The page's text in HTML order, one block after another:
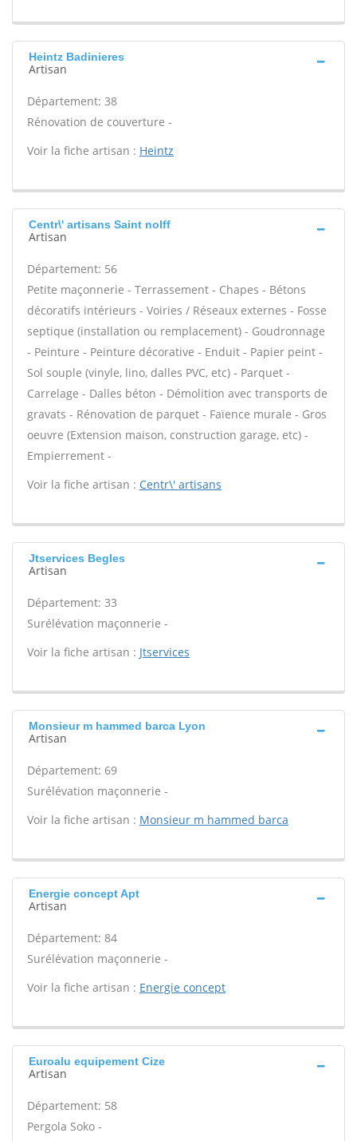
Heintz Badinieres
Artisan
Département: 38
Rénovation de couverture -
Voir la fiche artisan : Heintz
Centr\' artisans Saint nolff
Artisan
Département: 56
Petite maçonnerie - Terrassement - Chapes - Bétons
décoratifs intérieurs - Voiries / Réseaux externes - Fosse
septique (installation ou remplacement) - Goudronnage
- Peinture - Peinture décorative - Enduit - Papier peint -
Sol souple (vinyle, lino, dalles PVC, etc) - Parquet -
Carrelage - Dalles béton - Démolition avec transports de
gravats - Rénovation de parquet - Faïence murale - Gros
oeuvre (Extension maison, construction garage, etc) -
Empierrement -
Voir la fiche artisan : Centr\' artisans
Jtservices Begles
Artisan
Département: 33
Surélévation maçonnerie -
Voir la fiche artisan : Jtservices
Monsieur m hammed barca Lyon
Artisan
Département: 69
Surélévation maçonnerie -
Voir la fiche artisan : Monsieur m hammed barca
Energie concept Apt
Artisan
Département: 84
Surélévation maçonnerie -
Voir la fiche artisan : Energie concept
Euroalu equipement Cize
Artisan
Département: 58
Pergola Soko -